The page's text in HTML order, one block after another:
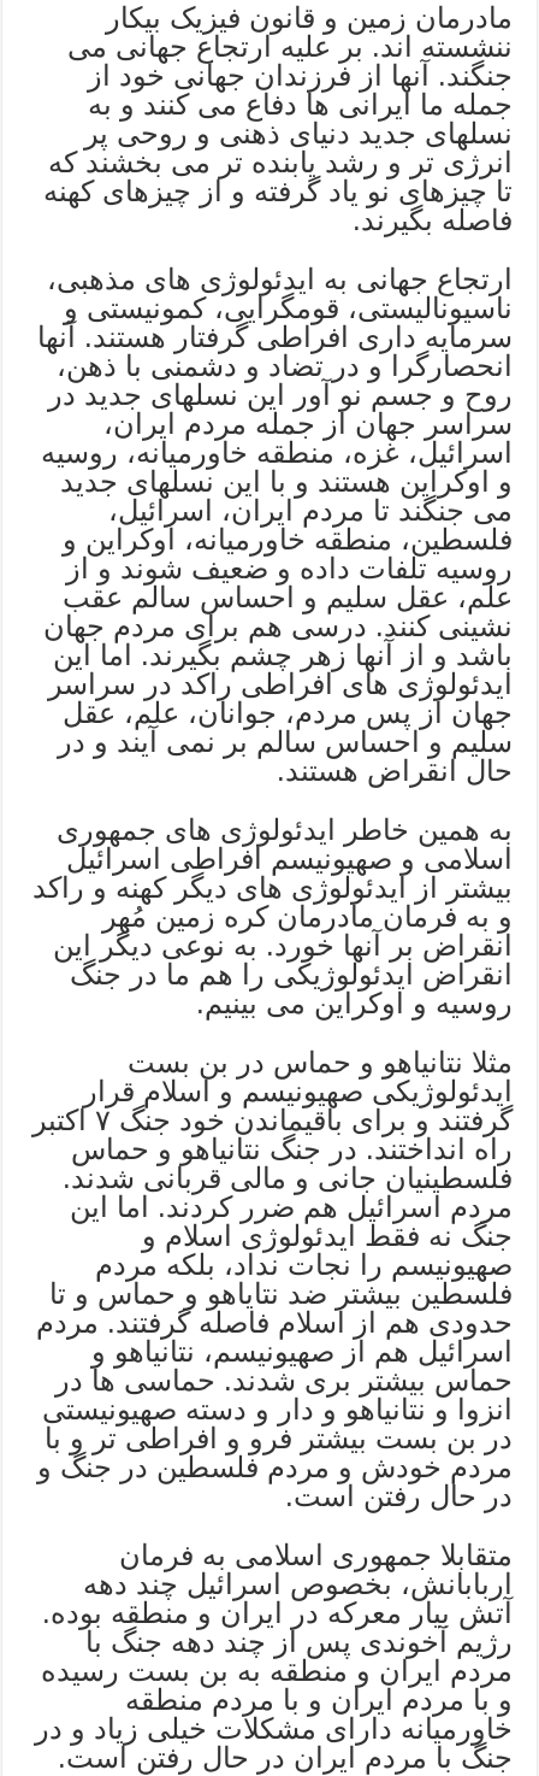
مادرمان زمین و قانون فیزیک بیکار
ننشسته اند. بر علیه ارتجاع جهانی می
جنگند. آنها از فرزندان جهانی خود از
جمله ما ایرانی ها دفاع می کنند و به
نسلهای جدید دنیای ذهنی و روحی پر
انرژی تر و رشد یابنده تر می بخشند که
تا چیزهای نو یاد گرفته و از چیزهای کهنه
فاصله بگیرند.
ارتجاع جهانی به ایدئولوژی های مذهبی،
ناسیونالیستی، قومگرایی، کمونیستی و
سرمایه داری افراطی گرفتار هستند. آنها
انحصارگرا و در تضاد و دشمنی با ذهن،
روح و جسم نو آور این نسلهای جدید در
سراسر جهان از جمله مردم ایران،
اسرائیل، غزه، منطقه خاورمیانه، روسیه
و اوکراين هستند و با این نسلهای جدید
می جنگند تا مردم ایران، اسرائیل،
فلسطین، منطقه خاورمیانه، اوکراين و
روسیه تلفات داده و ضعیف شوند و از
علم، عقل سلیم و احساس سالم عقب
نشینی کنند. درسی هم برای مردم جهان
باشد و از آنها زهر چشم بگیرند. اما این
ایدئولوژی های افراطی راکد در سراسر
جهان از پس مردم، جوانان، علم، عقل
سلیم و احساس سالم بر نمی آیند و در
حال انقراض هستند.
به همین خاطر ايدئولوژی های جمهوری
اسلامی و صهیونیسم افراطی اسرائیل
بیشتر از ایدئولوژی های دیگر کهنه و راکد
و به فرمان مادرمان کره زمین مُهر
انقراض بر آنها خورد. به نوعی دیگر این
انقراض ایدئولوژیکی را هم ما در جنگ
روسیه و اوکراین می بینیم.
مثلا نتانیاهو و حماس در بن بست
ایدئولوژیکی صهیونیسم و اسلام قرار
گرفتند و برای باقیماندن خود جنگ ۷ اکتبر
راه انداختند. در جنگ نتانیاهو و حماس
فلسطینیان جانی و مالی قربانی شدند.
مردم اسرائیل هم ضرر کردند. اما این
جنگ نه فقط ایدئولوژی اسلام و
صهیونیسم را نجات نداد، بلکه مردم
فلسطین بیشتر ضد نتایاهو و حماس و تا
حدودی هم از اسلام فاصله گرفتند. مردم
اسرائیل هم از صهیونیسم، نتانیاهو و
حماس بیشتر بری شدند. حماسی ها در
انزوا و نتانیاهو و دار و دسته صهیونیستی
در بن بست بیشتر فرو و افراطی تر و با
مردم خودش و مردم‌ فلسطین در جنگ و
در حال رفتن است.
متقابلا جمهوری اسلامی به فرمان
اربابانش، بخصوص اسرائیل چند دهه
آتش بیار معرکه در ایران و منطقه بوده.
رژیم آخوندی پس از چند دهه جنگ با
مردم ایران و منطقه به بن بست رسیده
و با مردم ایران و با مردم منطقه
خاورمیانه دارای مشکلات خیلی زیاد و در
جنگ با مردم ایران در حال رفتن است.